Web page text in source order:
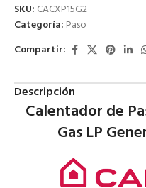
SKU: CACXP15G2
Categoría: Paso
Compartir:
Descripción
Calentador de
Gas LP